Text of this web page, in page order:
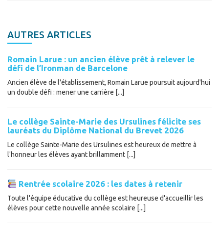
AUTRES ARTICLES
Romain Larue : un ancien élève prêt à relever le
défi de l’Ironman de Barcelone
Ancien élève de l'établissement, Romain Larue poursuit aujourd'hui
un double défi : mener une carrière [...]
Le collège Sainte-Marie des Ursulines félicite ses
lauréats du Diplôme National du Brevet 2026
Le collège Sainte-Marie des Ursulines est heureux de mettre à
l'honneur les élèves ayant brillamment [...]
Rentrée scolaire 2026 : les dates à retenir
Toute l'équipe éducative du collège est heureuse d'accueillir les
élèves pour cette nouvelle année scolaire [...]